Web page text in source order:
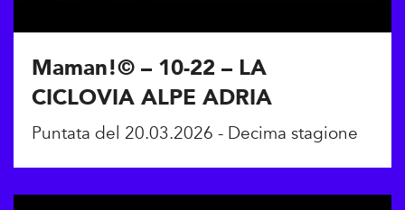
Maman!© – 10-22 – LA
CICLOVIA ALPE ADRIA
Puntata del 20.03.2026 - Decima stagione